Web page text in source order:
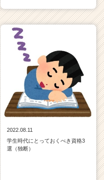
2022.08.11
学生時代にとっておくべき資格3
選（独断）